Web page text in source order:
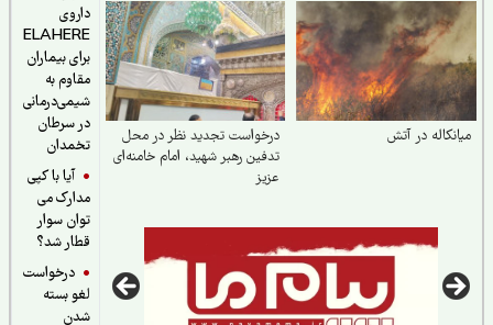
داروی
ELAHERE
برای بیماران
مقاوم به
شیمی‌درمانی
در سرطان
تخمدان
آیا با کپی
مدارک می
توان سوار
قطار شد؟
درخواست
لغو بسته
در آتش
درخواست تجدید نظر در محل
تدفین رهبر شهید، امام خامنه‌ای